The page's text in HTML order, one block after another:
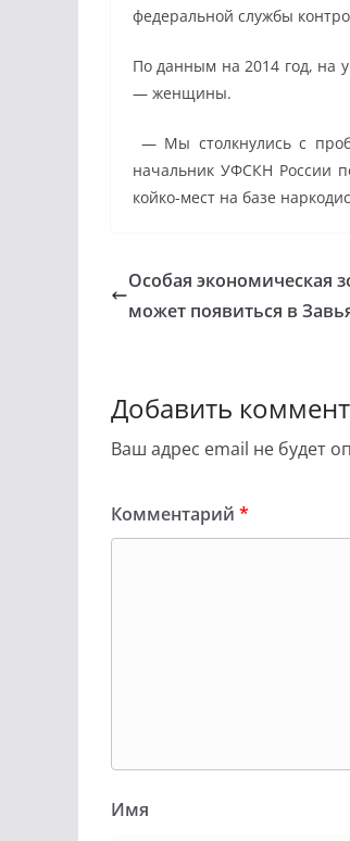
федеральной службы
По данным на 2014 год, на
— женщины.
— Мы столкнулись с
начальник УФСКН России
койко-мест на базе
Особая экономическая
может появиться в
Добавить
Ваш адрес email не будет
Комментарий *
Имя